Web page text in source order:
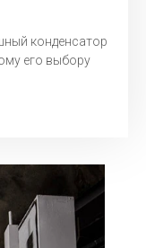
конденсатор
его выбору